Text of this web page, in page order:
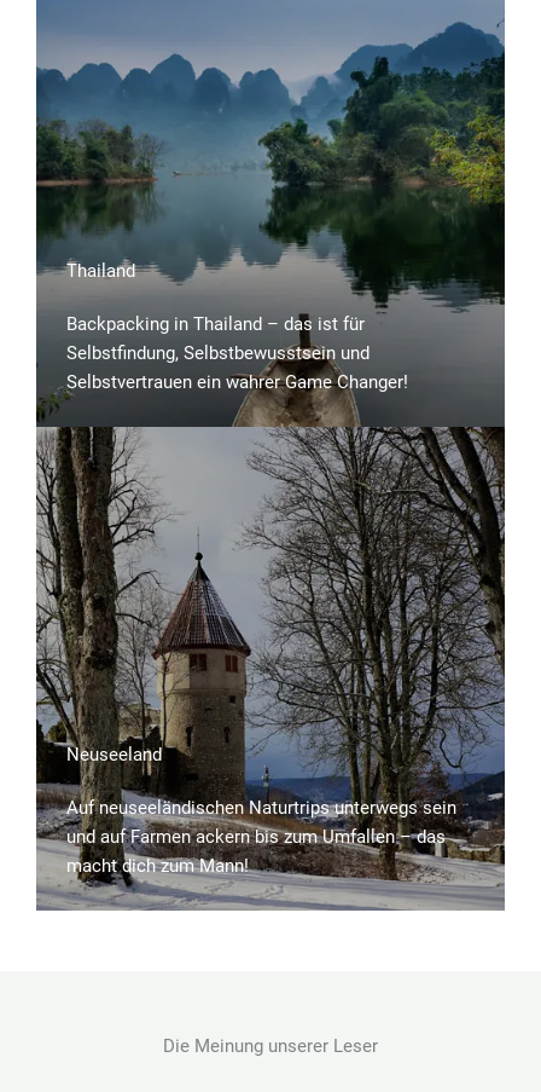
Thailand
Backpacking in Thailand – das ist für
Selbstfindung, Selbstbewusstsein und
Selbstvertrauen ein wahrer Game Changer!
Neuseeland
Auf neuseeländischen Naturtrips unterwegs sein
und auf Farmen ackern bis zum Umfallen – das
macht dich zum Mann!
Die Meinung unserer Leser